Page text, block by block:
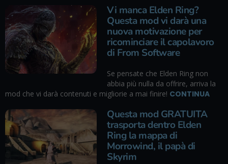
Vi manca Elden Ring?
Questa mod vi darà una
nuova motivazione per
ricominciare il capolavoro
di From Software
Se pensate che Elden Ring non
abbia più nulla da offrire, arriva la
mod che vi darà contenuti e migliorie a mai finire! CONTINUA
Questa mod GRATUITA
trasporta dentro Elden
Ring la mappa di
Morrowind, il papà di
Skyrim